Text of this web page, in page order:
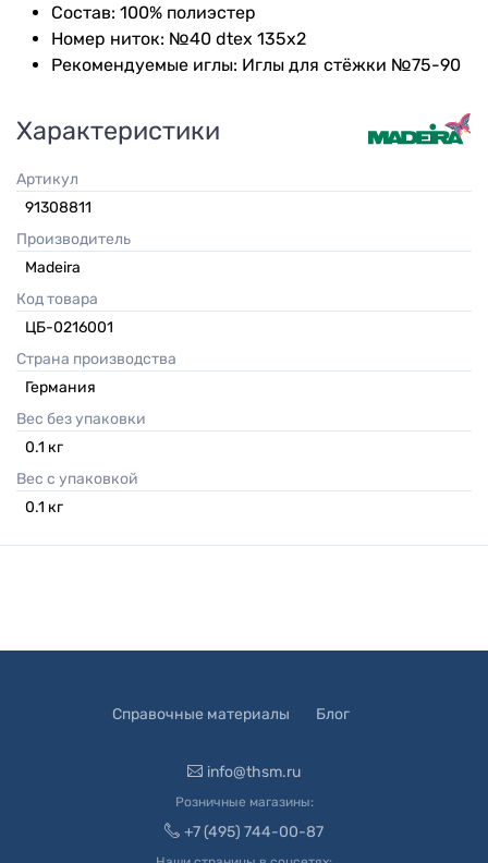
Состав: 100% полиэстер
Номер ниток: №40 dtex 135x2
Рекомендуемые иглы: Иглы для стёжки №75-90
Характеристики
Артикул
91308811
Производитель
Madeira
Код товара
ЦБ-0216001
Страна производства
Германия
Вес без упаковки
0.1 кг
Вес с упаковкой
0.1 кг
Справочные материалы Блог
info@thsm.ru
Розничные магазины:
+7 (495) 744-00-87